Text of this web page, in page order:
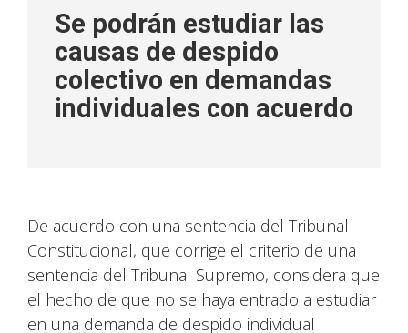
Se podrán estudiar las
causas de despido
colectivo en demandas
individuales con acuerdo
De acuerdo con una sentencia del Tribunal
Constitucional, que corrige el criterio de una
sentencia del Tribunal Supremo, considera que
el hecho de que no se haya entrado a estudiar
en una demanda de despido individual